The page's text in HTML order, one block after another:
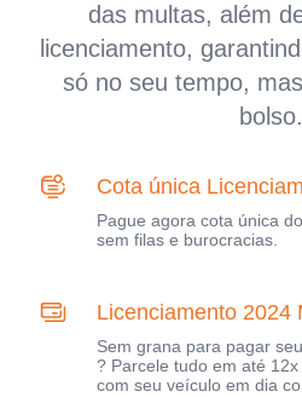
das multas, além
licenciamento,
só no seu tempo,
bolso.
Cota única
Pague agora cota única
sem filas e burocracias.
Licenciamento 2024
Sem grana para pagar
? Parcele tudo em até
com seu veículo em dia